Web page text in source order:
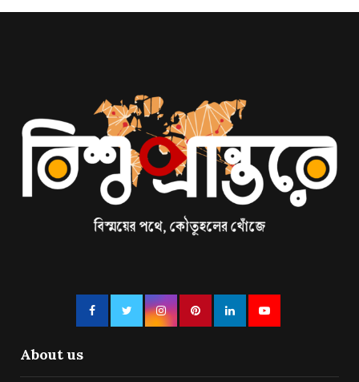
About us